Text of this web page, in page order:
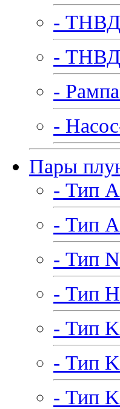
- ТНВД
- ТНВД
-
-
Пары
- Тип
- Тип
- Тип
- Тип
- Тип
- Тип
- Тип